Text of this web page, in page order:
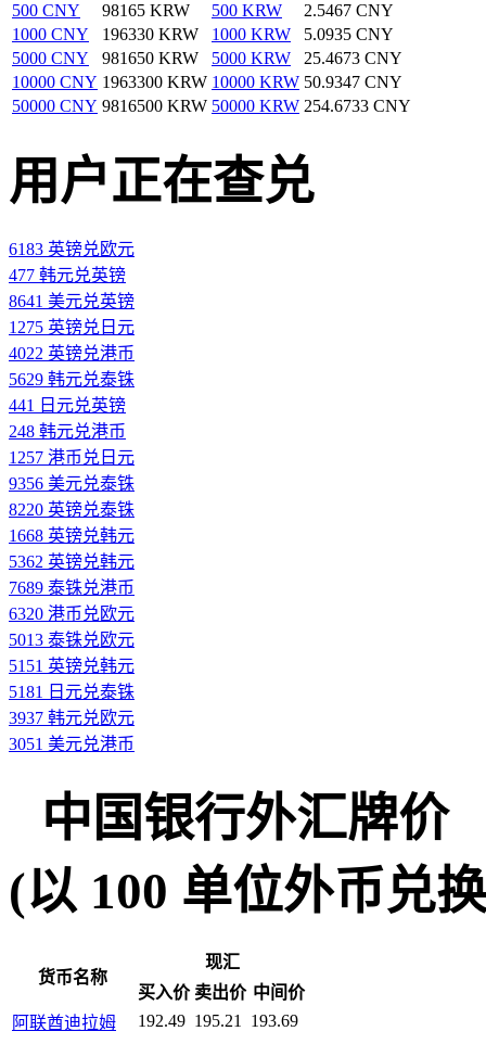
500 CNY
98165 KRW 500 KRW
2.5467 CNY
1000 CNY
196330 KRW 1000 KRW
5.0935 CNY
5000 CNY
981650 KRW 5000 KRW
25.4673 CNY
10000 CNY 1963300 KRW 10000 KRW 50.9347 CNY
50000 CNY 9816500 KRW 50000 KRW 254.6733 CNY
用户正在查兑
6183 英镑兑欧元
477 韩元兑英镑
8641 美元兑英镑
1275 英镑兑日元
4022 英镑兑港币
5629 韩元兑泰铢
441 日元兑英镑
248 韩元兑港币
1257 港币兑日元
9356 美元兑泰铢
8220 英镑兑泰铢
1668 英镑兑韩元
5362 英镑兑韩元
7689 泰铢兑港币
6320 港币兑欧元
5013 泰铢兑欧元
5151 英镑兑韩元
5181 日元兑泰铢
3937 韩元兑欧元
3051 美元兑港币
中国银行外汇牌价
(以 100 单位外币兑
货币名称
现汇
买入价 卖出价 中间价
阿联酋迪拉姆
192.49 195.21
193.69